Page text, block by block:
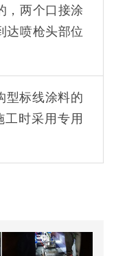
，两个口接涂
达喷枪头部位
型标线涂料的
时采用专用